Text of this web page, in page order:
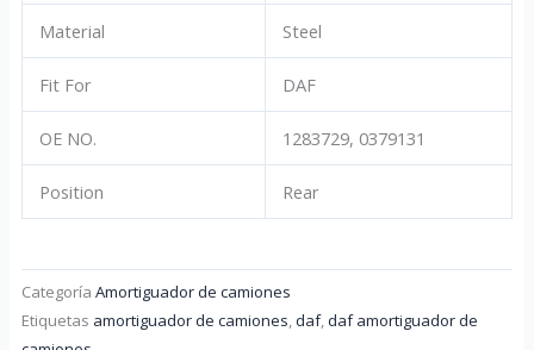
Material Steel
Fit For DAF
OE NO. 1283729, 0379131
Position Rear
Categoría Amortiguador de camiones
Etiquetas amortiguador de camiones,daf,daf amortiguador de